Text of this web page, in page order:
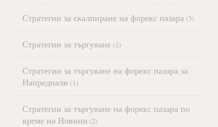
Стратегии за скалпиране на форекс пазара (3)
Стратегии за търгуване (1)
Стратегии за търгуване на форекс пазара за
Напреднали (1)
Стратегии за търгуване на форекс пазара по
време на Новини (2)